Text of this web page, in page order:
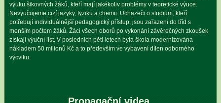
výuku šikovných žáků, kteří mají jakékoliv problémy v teoretické výuce.
Nevyučujeme cizí jazyky, fyziku a chemii. Uchazeči o studium, kteří
potřebují individuálnější pedagogický přístup, jsou zařazeni do tříd s
menším počtem žáků. Žáci všech oborů po vykonání závěrečných zkoušek
získají výuční list. V posledních pěti letech byla škola modernizována
nákladem 50 milionů Kč a to především ve vybavení dílen odborného
výcviku.